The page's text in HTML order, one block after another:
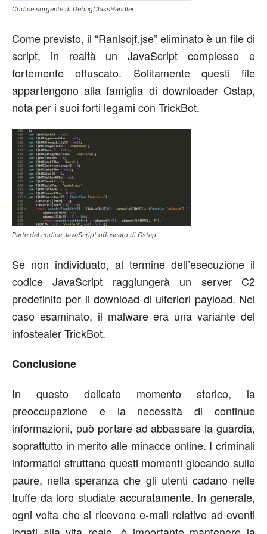
Codice sorgente di DebugClassHandler
Come previsto, il “Ranlsojf.jse” eliminato è un file di
script, in realtà un JavaScript complesso e
fortemente offuscato. Solitamente questi file
appartengono alla famiglia di downloader Ostap,
nota per i suoi forti legami con TrickBot.
Parte del codice JavaScript offuscato di Ostap
Se non individuato, al termine dell’esecuzione il
codice JavaScript raggiungerà un server C2
predefinito per il download di ulteriori payload. Nel
caso esaminato, il malware era una variante del
infostealer TrickBot.
Conclusione
In questo delicato momento storico, la
preoccupazione e la necessità di continue
informazioni, può portare ad abbassare la guardia,
soprattutto in merito alle minacce online. I criminali
informatici sfruttano questi momenti giocando sulle
paure, nella speranza che gli utenti cadano nelle
truffe da loro studiate accuratamente. In generale,
ogni volta che si ricevono e-mail relative ad eventi